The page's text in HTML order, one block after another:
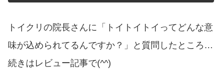
トイクリの院長さんに「トイトイトイってどんな意
味が込められてるんですか？」と質問したところ…
続きはレビュー記事で(^^)